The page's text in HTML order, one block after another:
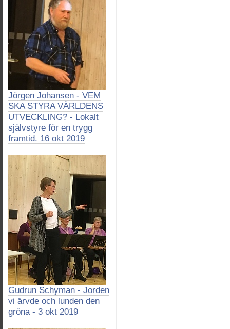
Jörgen Johansen - VEM
SKA STYRA VÄRLDENS
UTVECKLING? - Lokalt
självstyre för en trygg
framtid. 16 okt 2019
Gudrun Schyman - Jorden
vi ärvde och lunden den
gröna - 3 okt 2019